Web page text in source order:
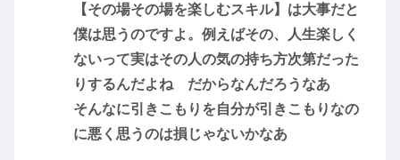
【その場その場を楽しむスキル】は大事だと
僕は思うのですよ。例えばその、人生楽しく
ないって実はその人の気の持ち方次第だった
りするんだよね だからなんだろうなあ
そんなに引きこもりを自分が引きこもりなの
に悪く思うのは損じゃないかなあ